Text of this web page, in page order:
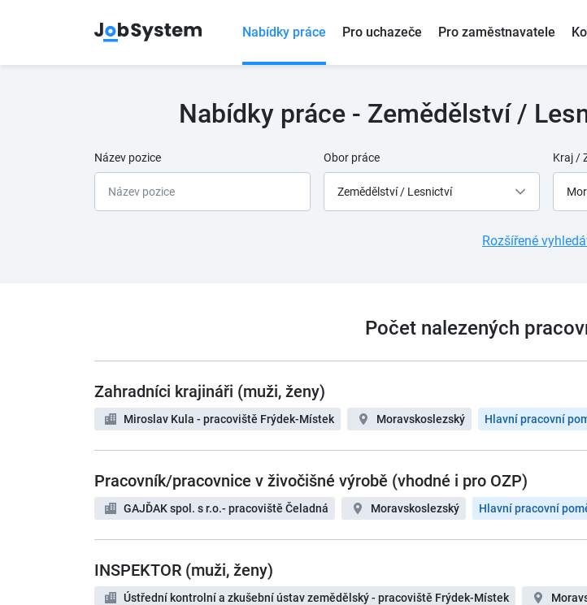
Nabídky práce Pro uchazeče Pro zaměstnavatele
Nabídky práce - Zemědělství /
Název pozice Obor práce
Zemědělství / Lesnictví
Kraj /
Rozšířené
Počet nalezených
Zahradníci krajináři (muži, ženy)
Miroslav Kula - pracoviště Frýdek-Místek Moravskoslezský Hlavní pracovní
Pracovník/pracovnice v živočišné výrobě (vhodné i pro OZP)
GAJĎAK spol. s r.o.- pracoviště Čeladná Moravskoslezský Hlavní pracovní
INSPEKTOR (muži, ženy)
Ústřední kontrolní a zkušební ústav zemědělský - pracoviště Frýdek-Místek